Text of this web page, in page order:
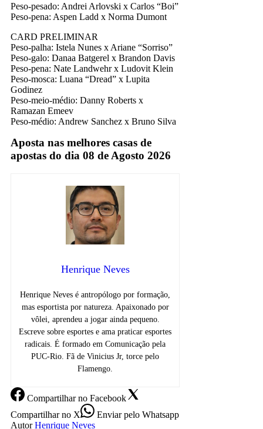
Peso-pesado: Andrei Arlovski x Carlos “Boi”
Peso-pena: Aspen Ladd x Norma Dumont
CARD PRELIMINAR
Peso-palha: Istela Nunes x Ariane “Sorriso”
Peso-galo: Danaa Batgerel x Brandon Davis
Peso-pena: Nate Landwehr x Ludovit Klein
Peso-mosca: Luana “Dread” x Lupita
Godinez
Peso-meio-médio: Danny Roberts x
Ramazan Emeev
Peso-médio: Andrew Sanchez x Bruno Silva
Aposta nas melhores casas de
apostas do dia 08 de Agosto 2026
Henrique Neves
Henrique Neves é antropólogo por formação,
mas esportista por natureza. Apaixonado por
vôlei, aprendeu a jogar ainda pequeno.
Escreve sobre esportes e ama praticar esportes
radicais. É formado em Comunicação pela
PUC-Rio. Fã de Vinicius Jr, torce pelo
Flamengo.
Compartilharno Facebook
Compartilharno X Enviarpelo Whatsapp
Autor Henrique Neves